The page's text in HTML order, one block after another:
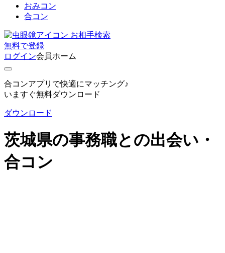
おみコン
合コン
お相手検索
無料で登録
ログイン会員ホーム
合コンアプリで快適にマッチング♪
いますぐ無料ダウンロード
ダウンロード
茨城県の事務職との出会い・
合コン